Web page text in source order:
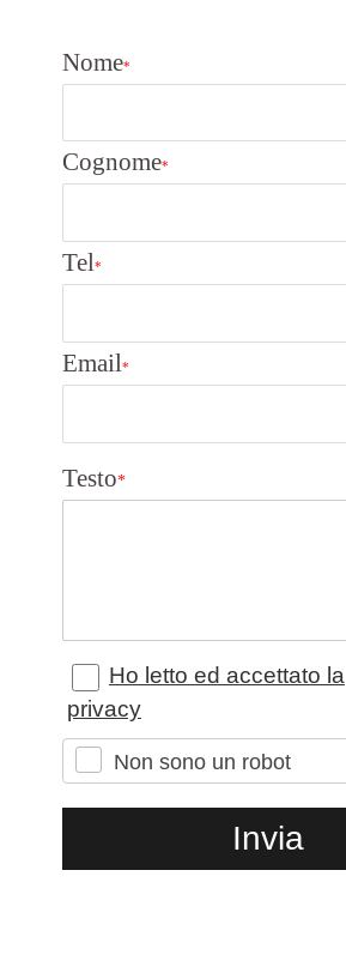
Nome*
Cognome*
Tel*
Email*
Testo*
Ho letto ed accettato la
privacy
Non sono un robot